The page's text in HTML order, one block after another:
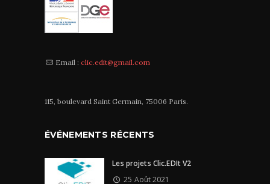
Email : clic.edit@gmail.com
115, boulevard Saint Germain, 75006 Paris.
ÉVÉNEMENTS RÉCENTS
Les projets Clic.EDIt V2
25 Août 2021